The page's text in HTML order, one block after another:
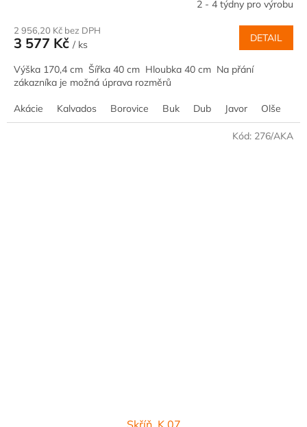
2 - 4 týdny pro výrobu
2 956,20 Kč bez DPH
3 577 Kč / ks
DETAIL
Výška 170,4 cm Šířka 40 cm Hloubka 40 cm Na přání
zákazníka je možná úprava rozměrů
Akácie Kalvados Borovice Buk Dub Javor Olše
Skříň, K 07
Kód: 276/AKA